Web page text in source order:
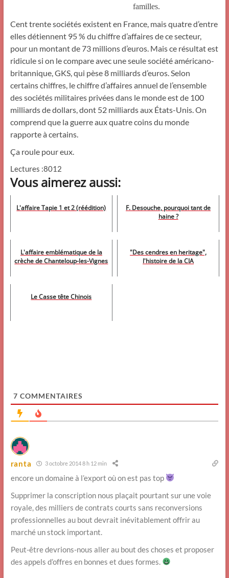
familles.
Cent trente sociétés existent en France, mais quatre d’entre
elles détiennent 95 % du chiffre d’affaires de ce secteur,
pour un montant de 73 millions d’euros. Mais ce résultat est
ridicule si on le compare avec une seule société américano-
britannique, GKS, qui pèse 8 milliards d’euros. Selon
certains chiffres, le chiffre d’affaires annuel de l’ensemble
des sociétés militaires privées dans le monde est de 100
milliards de dollars, dont 52 milliards aux États-Unis. On
comprend que la guerre aux quatre coins du monde
rapporte à certains.
Ça roule pour eux.
Lectures :8012
Vous aimerez aussi:
L'affaire Tapie 1 et 2 (réédition)
F. Desouche, pourquoi tant de
haine ?
L'affaire emblématique de la
crèche de Chanteloup-les-Vignes
"Des cendres en heritage",
l'histoire de la CIA
Le Casse tête Chinois
7 COMMENTAIRES
ranta 3 octobre 2014 8 h 12 min
encore un domaine à l’export où on est pas top
Supprimer la conscription nous plaçait pourtant sur une voie
royale, des milliers de contrats courts sans reconversions
professionnelles au bout devrait inévitablement offrir au
marché un stock important.
Peut-être devrions-nous aller au bout des choses et proposer
des appels d’offres en bonnes et dues formes.